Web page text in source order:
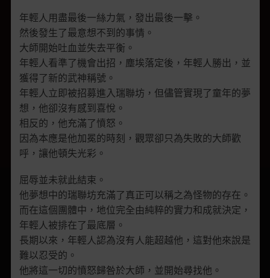
年輕人用盡最後一絲力氣，發出最後一擊。
然後發生了最意想不到的事情。
大師開始吐血並失去平衡。
年輕人看準了機會出招， 塵埃落定後，年輕人勝出，並
獲得了新的武神稱號。
年輕人立即被招募進入瑞聯坊，但儘管實現了童年的夢
想，他卻沒有感到喜悅。
相反的，他充滿了憤怒。
因為本應是他加冕的時刻，觀眾卻只為失敗的大師歡
呼，讓他頓失光彩。
屈辱並未就此結束。
他夢想中的瑞聯坊充滿了真正可以稱之為怪物的存在。
而在這個團體中，地位完全由純粹的實力和成就決定，
年輕人被排在了最底層。
長期以來，年輕人認為沒有人能超越他，這對他來說是
難以忍受的。
他將這一切的憤怒歸咎於大師，並開始尋找他。